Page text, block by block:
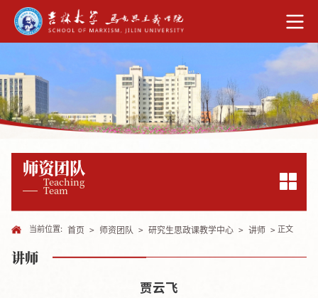
师资团队
Teaching
Team
当前位置: 首页 > 师资团队 > 研究生思政课教学中心 > 讲师 > 正文
讲师
贾云飞